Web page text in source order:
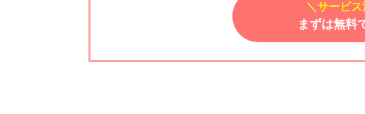
＼サービ
まずは無料